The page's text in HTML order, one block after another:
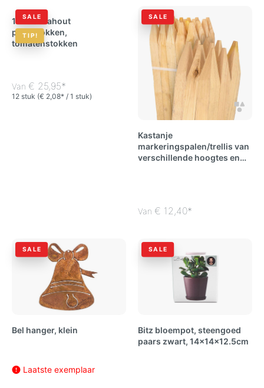
SALE
TIP!
12 robiniahout
plantstokken,
tomatenstokken
Van € 25,95*
12 stuk (€ 2,08* / 1 stuk)
SALE
Kastanje
markeringspalen/trellis van
verschillende hoogtes en
Van € 12,40*
SALE
Bel hanger, klein
Laatste exemplaar
SALE
Bitz bloempot, steengoed
paars zwart, 14x14x12.5cm